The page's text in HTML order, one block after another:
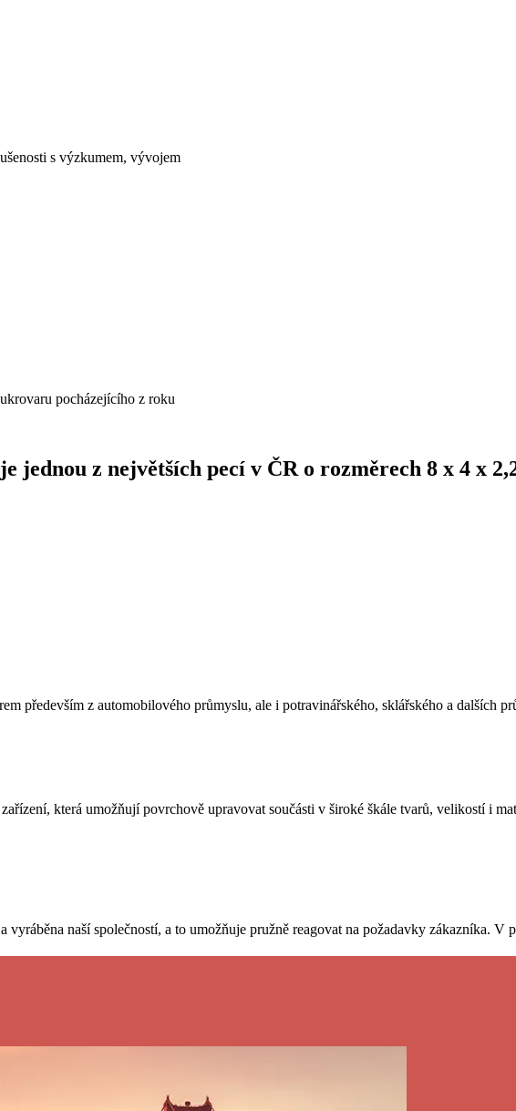
s výzkumem, vývojem
pocházejícího z roku
jednou z největších pecí v ČR o rozměrech 8 x 4 x
především z automobilového průmyslu, ale i potravinářského, sklářského a dalších
která umožňují povrchově upravovat součásti v široké škále tvarů, velikostí i
vyráběna naší společností, a to umožňuje pružně reagovat na požadavky zákazníka.